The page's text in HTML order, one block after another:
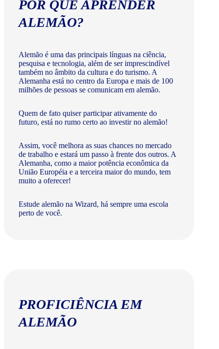
POR QUÊ APRENDER
ALEMÃO?
Alemão é uma das principais línguas na ciência,
pesquisa e tecnologia, além de ser imprescindível
também no âmbito da cultura e do turismo. A
Alemanha está no centro da Europa e mais de 100
milhões de pessoas se comunicam em alemão.
Quem de fato quiser participar ativamente do
futuro, está no rumo certo ao investir no alemão!
Assim, você melhora as suas chances no mercado
de trabalho e estará um passo à frente dos outros. A
Alemanha, como a maior potência econômica da
União Européia e a terceira maior do mundo, tem
muito a oferecer!​
Estude alemão na Wizard, há sempre uma escola
perto de você.
PROFICIÊNCIA EM
ALEMÃO